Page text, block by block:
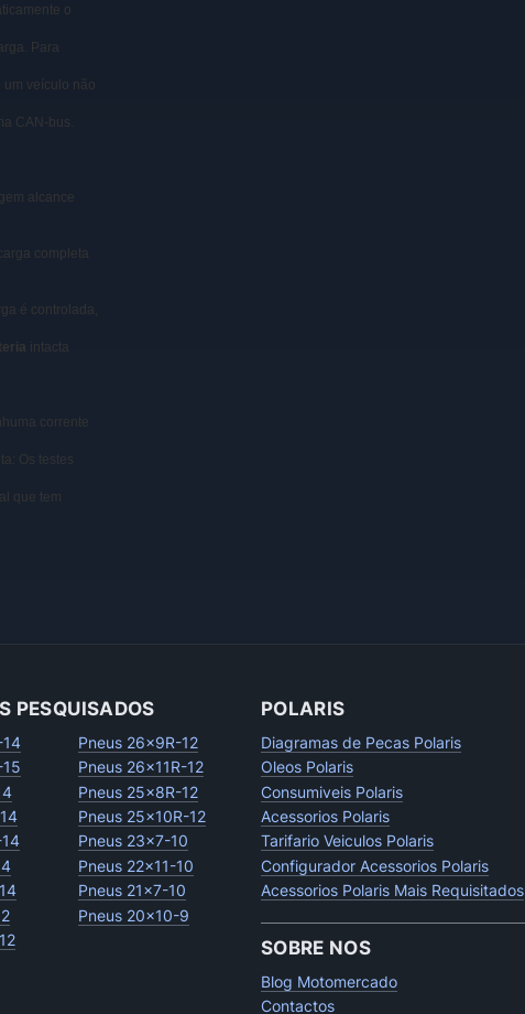
o
Para
um veículo não
CAN-bus.
alcance
completa
é controlada,
intacta
corrente
Os testes
que tem
PESQUISADOS
Pneus 26x9R-12
Pneus 26x11R-12
Pneus 25x8R-12
Pneus 25x10R-12
Pneus 23x7-10
Pneus 22x11-10
Pneus 21x7-10
Pneus 20x10-9
POLARIS
Diagramas de Pecas Polaris
Oleos Polaris
Consumiveis Polaris
Acessorios Polaris
Tarifario Veiculos Polaris
Configurador Acessorios Polaris
Acessorios Polaris Mais Requisitados
SOBRE NOS
Blog Motomercado
Contactos